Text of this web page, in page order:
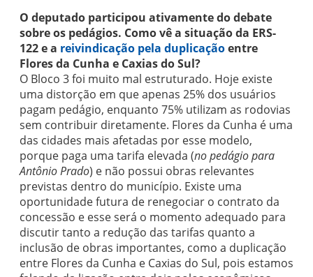
O deputado participou ativamente do debate
sobre os pedágios. Como vê a situação da ERS-
122 e a reivindicação pela duplicaçãoentre
Flores da Cunha e Caxias do Sul?
O Bloco 3 foi muito mal estruturado. Hoje existe
uma distorção em que apenas 25% dos usuários
pagam pedágio, enquanto 75% utilizam as rodovias
sem contribuir diretamente. Flores da Cunha é uma
das cidades mais afetadas por esse modelo,
porque paga uma tarifa elevada (no pedágio para
Antônio Prado) e não possui obras relevantes
previstas dentro do município. Existe uma
oportunidade futura de renegociar o contrato da
concessão e esse será o momento adequado para
discutir tanto a redução das tarifas quanto a
inclusão de obras importantes, como a duplicação
entre Flores da Cunha e Caxias do Sul, pois estamos